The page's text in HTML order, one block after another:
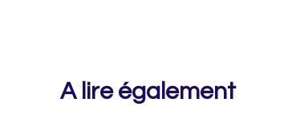
A lire également